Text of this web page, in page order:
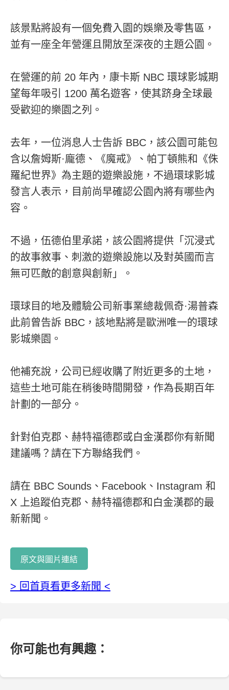
該景點將設有一個免費入園的娛樂及零售區，
並有一座全年營運且開放至深夜的主題公園。
在營運的前 20 年內，康卡斯 NBC 環球影城期
望每年吸引 1200 萬名遊客，使其跻身全球最
受歡迎的樂園之列。
去年，一位消息人士告訴 BBC，該公園可能包
含以詹姆斯·龐德、《魔戒》、帕丁頓熊和《侏
羅紀世界》為主題的遊樂設施，不過環球影城
發言人表示，目前尚早確認公園內將有哪些內
容。
不過，伍德伯里承諾，該公園將提供「沉浸式
的故事敘事、刺激的遊樂設施以及對英國而言
無可匹敵的創意與創新」。
環球目的地及體驗公司新事業總裁佩奇·湯普森
此前曾告訴 BBC，該地點將是歐洲唯一的環球
影城樂園。
他補充說，公司已經收購了附近更多的土地，
這些土地可能在稍後時間開發，作為長期百年
計劃的一部分。
針對伯克郡、赫特福德郡或白金漢郡你有新聞
建議嗎？請在下方聯絡我們。
請在 BBC Sounds、Facebook、Instagram 和
X 上追蹤伯克郡、赫特福德郡和白金漢郡的最
新新聞。
原文與圖片連結
> 回首頁看更多新聞 <
你可能也有興趣：